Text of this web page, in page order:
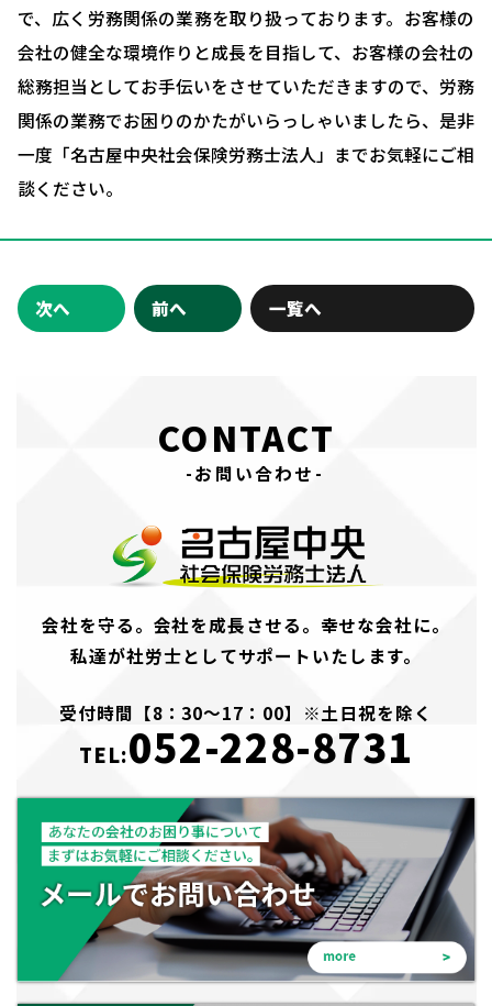
会社概要
お問い合わせ・相談予約
で、広く労務関係の業務を取り扱っております。お客様の
会社の健全な環境作りと成長を目指して、お客様の会社の
総務担当としてお手伝いをさせていただきますので、労務
関係の業務でお困りのかたがいらっしゃいましたら、是非
一度「名古屋中央社会保険労務士法人」までお気軽にご相
談ください。
次へ 前へ 一覧へ
CONTACT
-お問い合わせ-
会社を守る。会社を成長させる。幸せな会社に。
私達が社労士としてサポートいたします。
受付時間【8：30～17：00】※土日祝を除く
TEL:052-228-8731